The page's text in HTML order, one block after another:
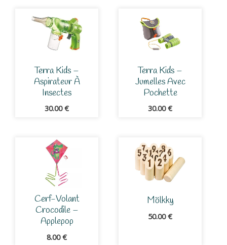
Terra Kids –
Aspirateur À
Insectes
30.00€
Terra Kids –
Jumelles Avec
Pochette
30.00€
Cerf-Volant
Crocodile –
Applepop
8.00€
Mölkky
50.00€